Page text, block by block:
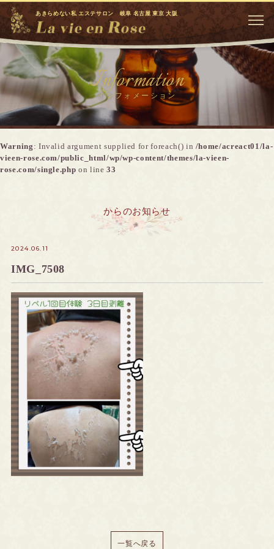
あきらめない私 エステサロン 岐阜 名古屋 東京 大阪
Information
インフォメーション
Warning : Invalid argument supplied for foreach() in /home/acreact01/la-
vieen-rose.com/public_html/wp/wp-content/themes/la-vieen-
rose.com/single.php on line33
からのお知らせ
2024.06.11
IMG_7508
一覧へ戻る